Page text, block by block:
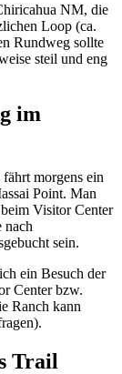
NM, die
Loop (ca.
Rundweg sollte
steil und eng
im
morgens ein
Point. Man
Visitor Center
nach
sein.
ein Besuch der
Center bzw.
Ranch kann
Trail